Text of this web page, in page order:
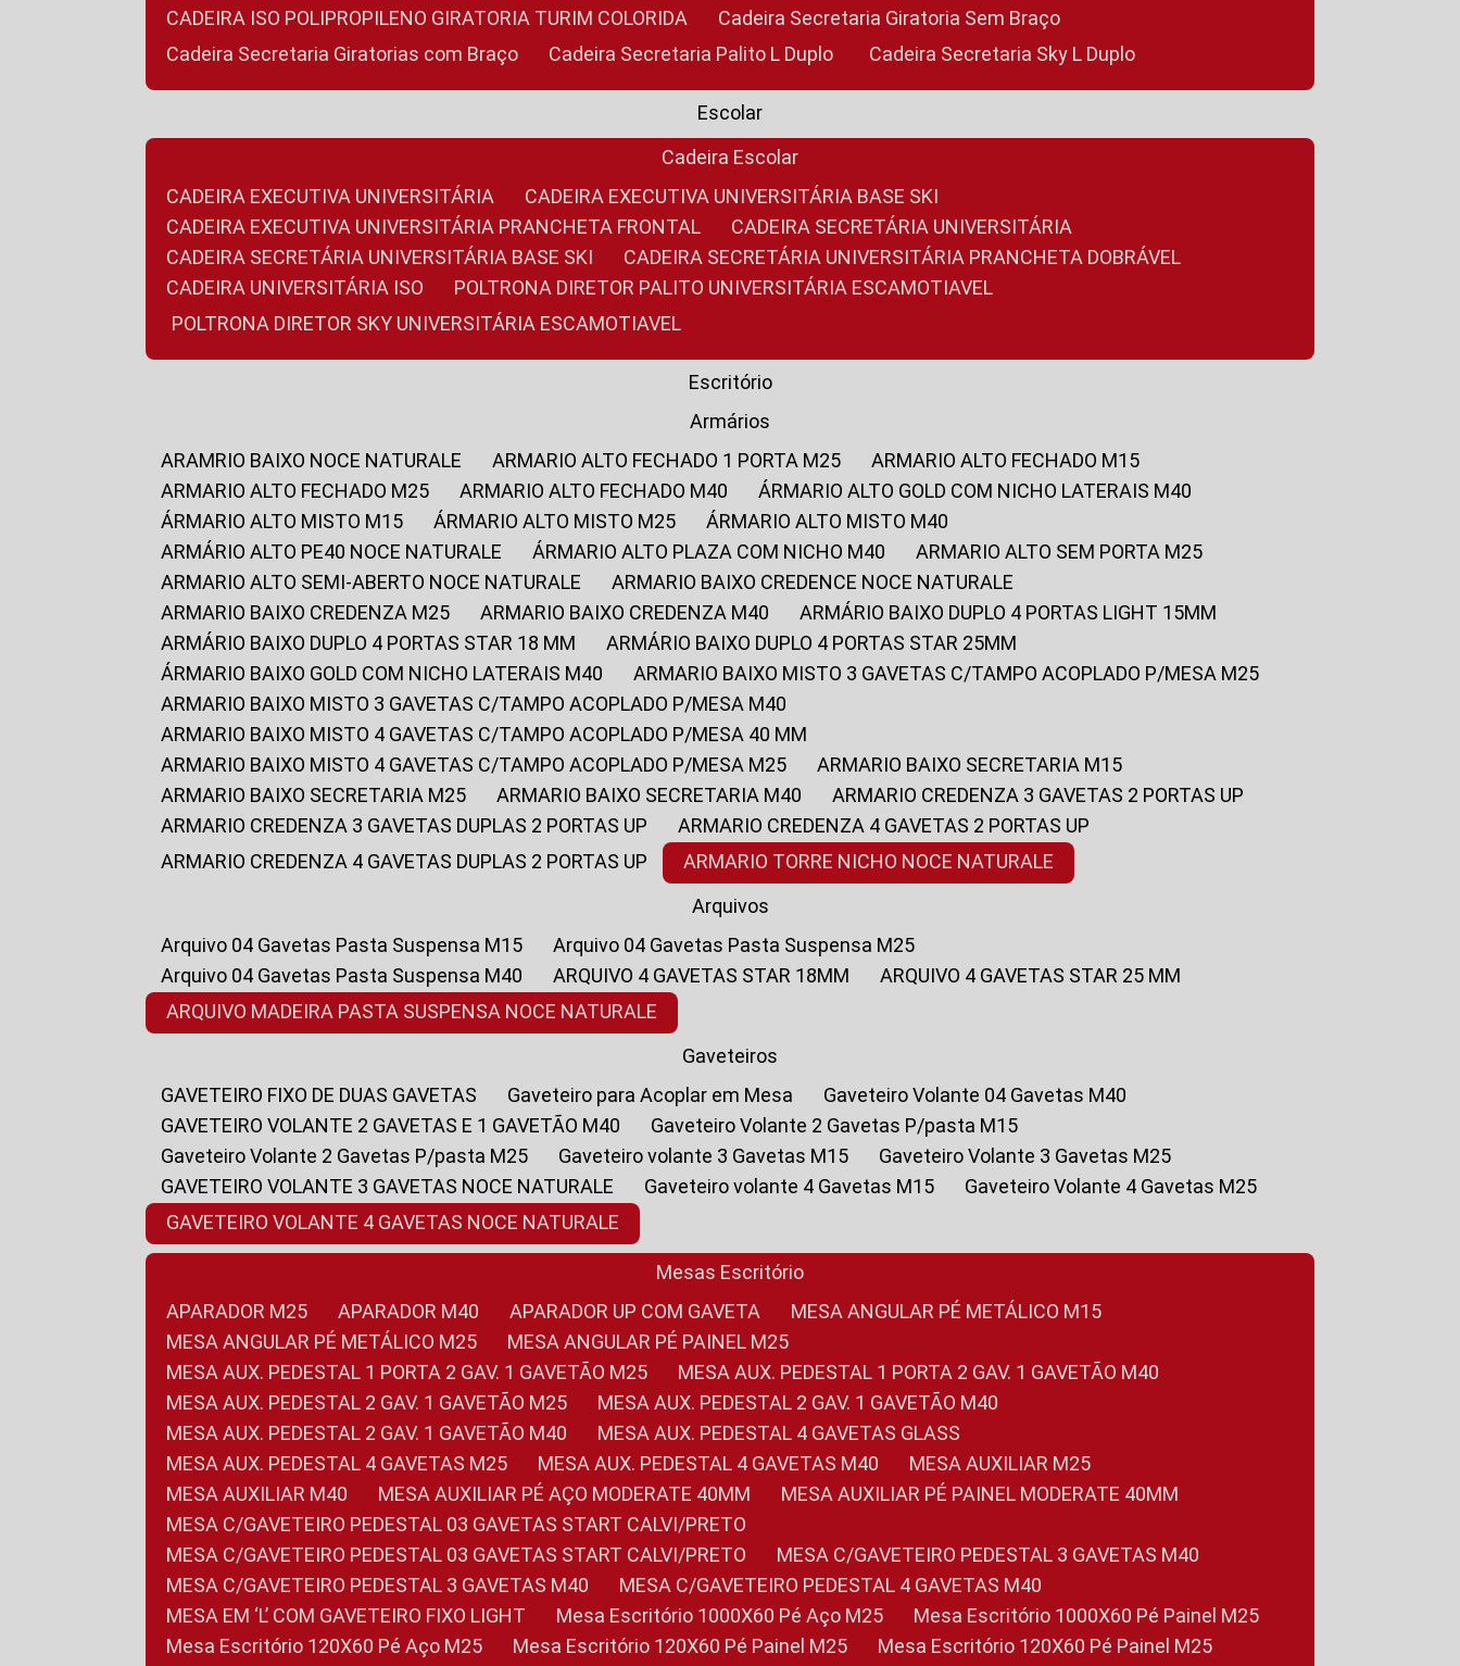
CADEIRA ISO POLIPROPILENO GIRATORIA TURIM COLORIDA
Cadeira Secretaria Giratoria Sem Braço
Cadeira Secretaria Giratorias com Braço
Cadeira Secretaria Palito L Duplo Cadeira Secretaria Sky L Duplo
Escolar
Cadeira Escolar
CADEIRA EXECUTIVA UNIVERSITÁRIA
CADEIRA EXECUTIVA UNIVERSITÁRIA BASE SKI
CADEIRA EXECUTIVA UNIVERSITÁRIA PRANCHETA FRONTAL
CADEIRA SECRETÁRIA UNIVERSITÁRIA
CADEIRA SECRETÁRIA UNIVERSITÁRIA BASE SKI
CADEIRA SECRETÁRIA UNIVERSITÁRIA PRANCHETA DOBRÁVEL
CADEIRA UNIVERSITÁRIA ISO
POLTRONA DIRETOR PALITO UNIVERSITÁRIA ESCAMOTIAVEL
POLTRONA DIRETOR SKY UNIVERSITÁRIA ESCAMOTIAVEL
Escritório
Armários
ARAMRIO BAIXO NOCE NATURALE
ARMARIO ALTO FECHADO 1 PORTA M25
ARMARIO ALTO FECHADO M15
ARMARIO ALTO FECHADO M25
ARMARIO ALTO FECHADO M40
ÁRMARIO ALTO GOLD COM NICHO LATERAIS M40
ÁRMARIO ALTO MISTO M15
ÁRMARIO ALTO MISTO M25
ÁRMARIO ALTO MISTO M40
ARMÁRIO ALTO PE40 NOCE NATURALE
ÁRMARIO ALTO PLAZA COM NICHO M40
ARMARIO ALTO SEM PORTA M25
ARMARIO ALTO SEMI-ABERTO NOCE NATURALE
ARMARIO BAIXO CREDENCE NOCE NATURALE
ARMARIO BAIXO CREDENZA M25
ARMARIO BAIXO CREDENZA M40
ARMÁRIO BAIXO DUPLO 4 PORTAS LIGHT 15MM
ARMÁRIO BAIXO DUPLO 4 PORTAS STAR 18 MM
ARMÁRIO BAIXO DUPLO 4 PORTAS STAR 25MM
ÁRMARIO BAIXO GOLD COM NICHO LATERAIS M40
ARMARIO BAIXO MISTO 3 GAVETAS C/TAMPO ACOPLADO P/MESA M25
ARMARIO BAIXO MISTO 3 GAVETAS C/TAMPO ACOPLADO P/MESA M40
ARMARIO BAIXO MISTO 4 GAVETAS C/TAMPO ACOPLADO P/MESA 40 MM
ARMARIO BAIXO MISTO 4 GAVETAS C/TAMPO ACOPLADO P/MESA M25
ARMARIO BAIXO SECRETARIA M15
ARMARIO BAIXO SECRETARIA M25
ARMARIO BAIXO SECRETARIA M40
ARMARIO CREDENZA 3 GAVETAS 2 PORTAS UP
ARMARIO CREDENZA 3 GAVETAS DUPLAS 2 PORTAS UP
ARMARIO CREDENZA 4 GAVETAS 2 PORTAS UP
ARMARIO CREDENZA 4 GAVETAS DUPLAS 2 PORTAS UP
ARMARIO TORRE NICHO NOCE NATURALE
Arquivos
Arquivo 04 Gavetas Pasta Suspensa M15
Arquivo 04 Gavetas Pasta Suspensa M25
Arquivo 04 Gavetas Pasta Suspensa M40
ARQUIVO 4 GAVETAS STAR 18MM
ARQUIVO 4 GAVETAS STAR 25 MM
ARQUIVO MADEIRA PASTA SUSPENSA NOCE NATURALE
Gaveteiros
GAVETEIRO FIXO DE DUAS GAVETAS
Gaveteiro para Acoplar em Mesa
Gaveteiro Volante 04 Gavetas M40
GAVETEIRO VOLANTE 2 GAVETAS E 1 GAVETÃO M40
Gaveteiro Volante 2 Gavetas P/pasta M15
Gaveteiro Volante 2 Gavetas P/pasta M25
Gaveteiro volante 3 Gavetas M15
Gaveteiro Volante 3 Gavetas M25
GAVETEIRO VOLANTE 3 GAVETAS NOCE NATURALE
Gaveteiro volante 4 Gavetas M15
Gaveteiro Volante 4 Gavetas M25
GAVETEIRO VOLANTE 4 GAVETAS NOCE NATURALE
Mesas Escritório
APARADOR M25
APARADOR M40 APARADOR UP COM GAVETA
MESA ANGULAR PÉ METÁLICO M15
MESA ANGULAR PÉ METÁLICO M25
MESA ANGULAR PÉ PAINEL M25
MESA AUX. PEDESTAL 1 PORTA 2 GAV. 1 GAVETÃO M25
MESA AUX. PEDESTAL 1 PORTA 2 GAV. 1 GAVETÃO M40
MESA AUX. PEDESTAL 2 GAV. 1 GAVETÃO M25
MESA AUX. PEDESTAL 2 GAV. 1 GAVETÃO M40
MESA AUX. PEDESTAL 2 GAV. 1 GAVETÃO M40
MESA AUX. PEDESTAL 4 GAVETAS GLASS
MESA AUX. PEDESTAL 4 GAVETAS M25
MESA AUX. PEDESTAL 4 GAVETAS M40
MESA AUXILIAR M25
MESA AUXILIAR M40
MESA AUXILIAR PÉ AÇO MODERATE 40MM
MESA AUXILIAR PÉ PAINEL MODERATE 40MM
MESA C/GAVETEIRO PEDESTAL 03 GAVETAS START CALVI/PRETO
MESA C/GAVETEIRO PEDESTAL 03 GAVETAS START CALVI/PRETO
MESA C/GAVETEIRO PEDESTAL 3 GAVETAS M40
MESA C/GAVETEIRO PEDESTAL 3 GAVETAS M40
MESA C/GAVETEIRO PEDESTAL 4 GAVETAS M40
MESA EM ‘L’ COM GAVETEIRO FIXO LIGHT
Mesa Escritório 1000X60 Pé Aço M25
Mesa Escritório 1000X60 Pé Painel M25
Mesa Escritório 120X60 Pé Aço M25
Mesa Escritório 120X60 Pé Painel M25
Mesa Escritório 120X60 Pé Painel M25